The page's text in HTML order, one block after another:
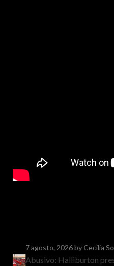
7 agosto, 2026by Cecilia
Abusivo: Halliburton